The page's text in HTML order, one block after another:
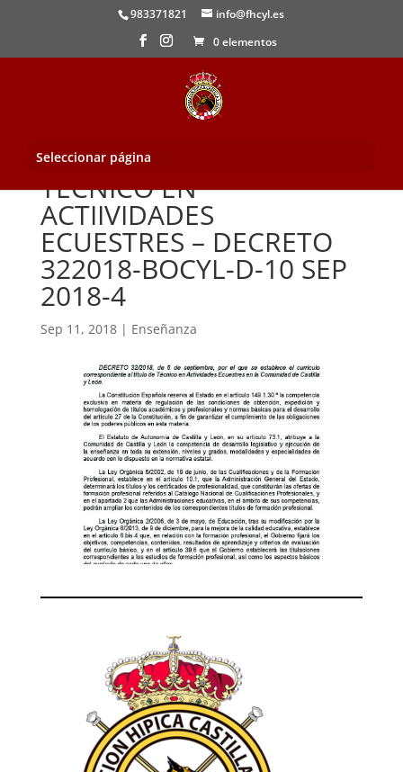
983371821
info@fhcyl.es
0 elementos
Seleccionar página
TECNICO EN
ACTIIVIDADES
ECUESTRES – DECRETO
322018-BOCYL-D-10 SEP
2018-4
Sep 11, 2018| Enseñanza